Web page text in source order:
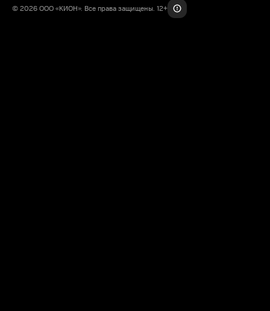
© 2026 ООО «КИОН». Все права защищены. 12+